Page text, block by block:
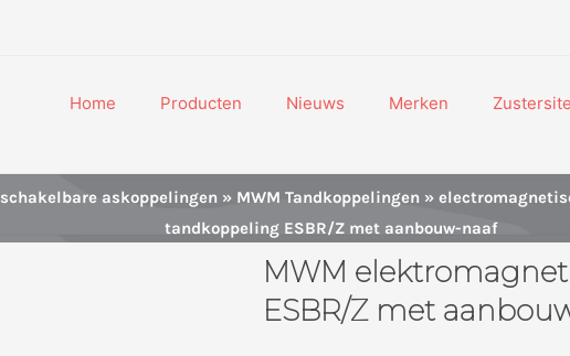
Home Producten Nieuws Merken
schakelbare askoppelingen » MWM Tandkoppelingen »
tandkoppeling ESBR/Z met aanbouw-naaf
MWM
ESBR/Z met